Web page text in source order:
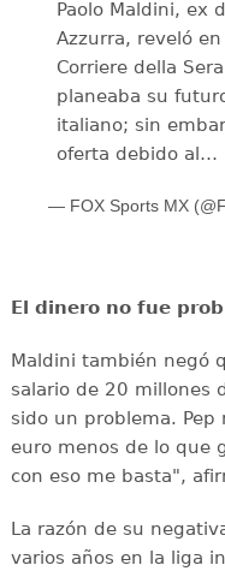
Paolo Maldini, ex
Azzurra, reveló
Corriere della
planeaba su
italiano; sin
oferta debido al…
— FOX Sports MX
El dinero no fue
Maldini también negó
salario de 20 millones
sido un problema.
euro menos de lo que
con eso me basta",
La razón de su
varios años en la liga